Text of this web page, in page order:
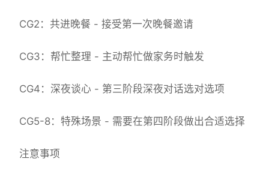
CG2：共进晚餐 - 接受第一次晚餐邀请
CG3：帮忙整理 - 主动帮忙做家务时触发
CG4：深夜谈心 - 第三阶段深夜对话选对选项
CG5-8：特殊场景 - 需要在第四阶段做出合适选择
注意事项